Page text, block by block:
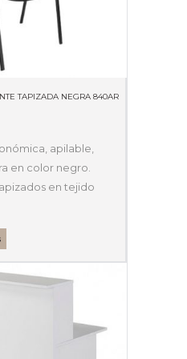
TAPIZADA NEGRA 840AR
apilable,
en color negro.
en tejido